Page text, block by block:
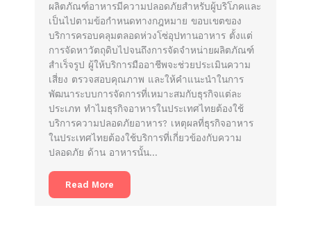
ผลิตภัณฑ์อาหารมีความปลอดภัยสำหรับผู้บริโภคและ
เป็นไปตามข้อกำหนดทางกฎหมาย ขอบเขตของ
บริการครอบคลุมตลอดห่วงโซ่อุปทานอาหาร ตั้งแต่
การจัดหาวัตถุดิบไปจนถึงการจัดจำหน่ายผลิตภัณฑ์
สำเร็จรูป ผู้ให้บริการมืออาชีพจะช่วยประเมินความ
เสี่ยง ตรวจสอบคุณภาพ และให้คำแนะนำในการ
พัฒนาระบบการจัดการที่เหมาะสมกับธุรกิจแต่ละ
ประเภท ทำไมธุรกิจอาหารในประเทศไทยต้องใช้
บริการความปลอดภัยอาหาร? เหตุผลที่ธุรกิจอาหาร
ในประเทศไทยต้องใช้บริการที่เกี่ยวข้องกับความ
ปลอดภัย ด้าน อาหารนั้น…
Read More